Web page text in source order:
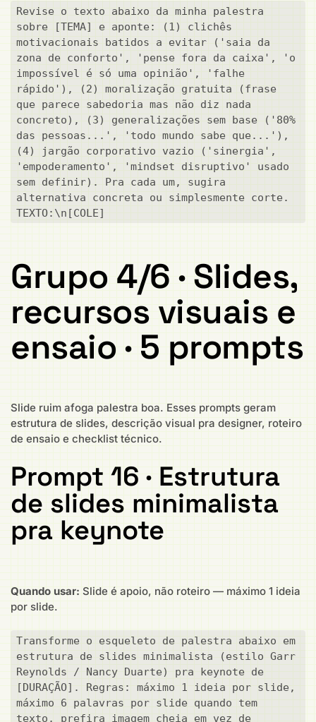
Revise o texto abaixo da minha palestra
sobre [TEMA] e aponte: (1) clichês
motivacionais batidos a evitar ('saia da
zona de conforto', 'pense fora da caixa', 'o
impossível é só uma opinião', 'falhe
rápido'), (2) moralização gratuita (frase
que parece sabedoria mas não diz nada
concreto), (3) generalizações sem base ('80%
das pessoas...', 'todo mundo sabe que...'),
(4) jargão corporativo vazio ('sinergia',
'empoderamento', 'mindset disruptivo' usado
sem definir). Pra cada um, sugira
alternativa concreta ou simplesmente corte.
TEXTO:\n[COLE]
Grupo 4/6 · Slides,
recursos visuais e
ensaio · 5 prompts
Slide ruim afoga palestra boa. Esses prompts geram
estrutura de slides, descrição visual pra designer, roteiro
de ensaio e checklist técnico.
Prompt 16 · Estrutura
de slides minimalista
pra keynote
Quando usar: Slide é apoio, não roteiro — máximo 1 ideia
por slide.
Transforme o esqueleto de palestra abaixo em
estrutura de slides minimalista (estilo Garr
Reynolds / Nancy Duarte) pra keynote de
[DURAÇÃO]. Regras: máximo 1 ideia por slide,
máximo 6 palavras por slide quando tem
texto, prefira imagem cheia em vez de